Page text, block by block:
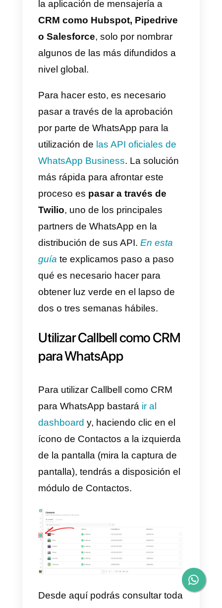
agregado de algunas funciones
que son de ayudan en la gestión
de la comunicación (mensaje de
bienvenida / mensaje de
2)Callbell(desde 2 hasta 25
agentes / hasta 1000 solicitudes
al día): nuestra aplicación está
pensada para esos equipos de
soporte / venta que necesitan
cooperar y manejar la relación
con sus clientes a partir de un
único instrumento. La aplicación
permite vincular un número de
WhatsApp en pocos clics (a
WhatsApp Web) o a través de la
utilización de las API oficiales de
Twilio). Puedes probar
gratuitamente la plataforma
(disponible también en Android y
iOS)creando una cuenta desde
aquí.
3) Zendesk
solicitudes al día): la famosa
compañía detrás de la suite de
software dedicado al customer
support ha desde hace algún